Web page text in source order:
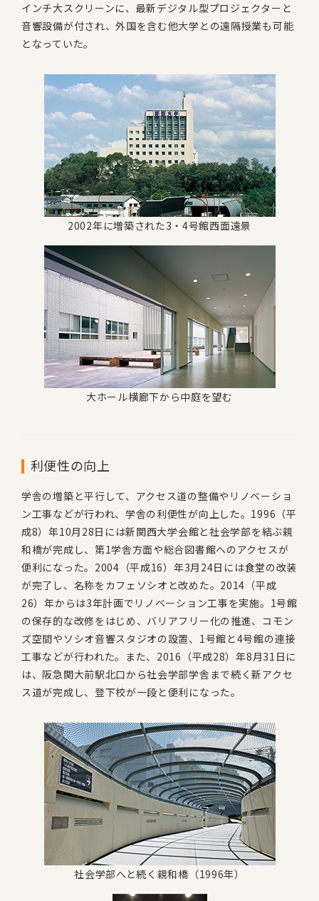
インチ大スクリーンに、最新デジタル型プロジェクターと
音響設備が付され、外国を含む他大学との遠隔授業も可能
となっていた。
2002年に増築された3・4号館西面遠景
大ホール横廊下から中庭を望む
利便性の向上
学舎の増築と平行して、アクセス道の整備やリノベーショ
ン工事などが行われ、学舎の利便性が向上した。1996（平
成8）年10月28日には新関西大学会館と社会学部を結ぶ親
和橋が完成し、第1学舎方面や総合図書館へのアクセスが
便利になった。2004（平成16）年3月24日には食堂の改装
が完了し、名称をカフェソシオと改めた。2014（平成
26）年からは3年計画でリノベーション工事を実施。1号館
の保存的な改修をはじめ、バリアフリー化の推進、コモン
ズ空間やソシオ音響スタジオの設置、1号館と4号館の連接
工事などが行われた。また、2016（平成28）年8月31日に
は、阪急関大前駅北口から社会学部学舎まで続く新アクセ
ス道が完成し、登下校が一段と便利になった。
社会学部へと続く親和橋（1996年）